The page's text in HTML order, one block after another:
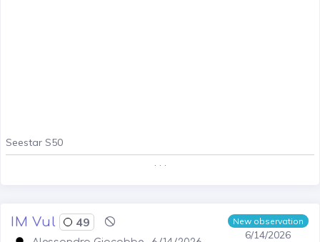
Seestar S50
New observation
6/14/2026
IM Vul 49